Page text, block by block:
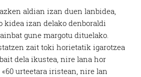
aldian izan duen lanbidea,
kidea izan delako denboraldi
gune margotu dituelako.
zait toki horietatik igarotzea
dela ikustea, nire lana hor
«60 urteetara iristean, nire lan